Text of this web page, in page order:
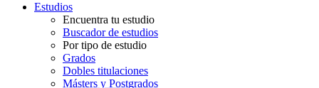
Estudios
Encuentra tu estudio
Buscador de estudios
Por tipo de estudio
Grados
Dobles titulaciones
Másters y Postgrados